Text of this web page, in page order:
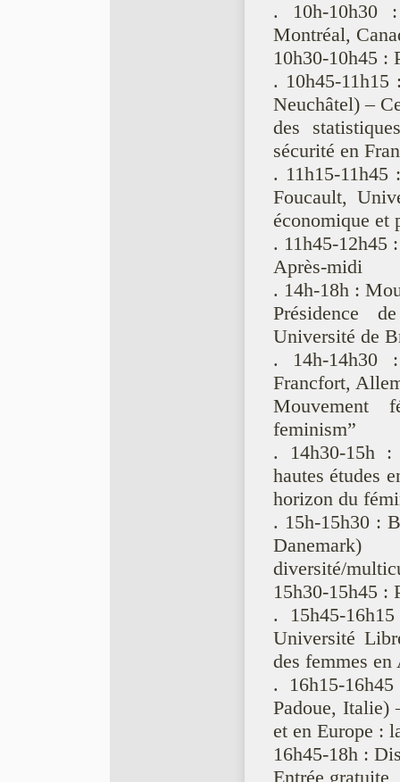
. 10h-10h30
Montréal,
10h30-10h45 :
. 10h45-
Neuchâtel) –
des
sécurité en
. 11h15-11h45
Foucault,
économique et
. 11h45-12h45
Après-midi
. 14h-18h :
Présidence
Université de
. 14h-14h30
Francfort,
Mouvement
feminism”
. 14h30-15h :
hautes études
horizon du
. 15h-15h30 :
diversité/
15h30-15h45 :
. 15h45-
Université
des femmes
. 16h15-
Padoue, Italie)
et en Europe :
16h45-18h :
Entrée